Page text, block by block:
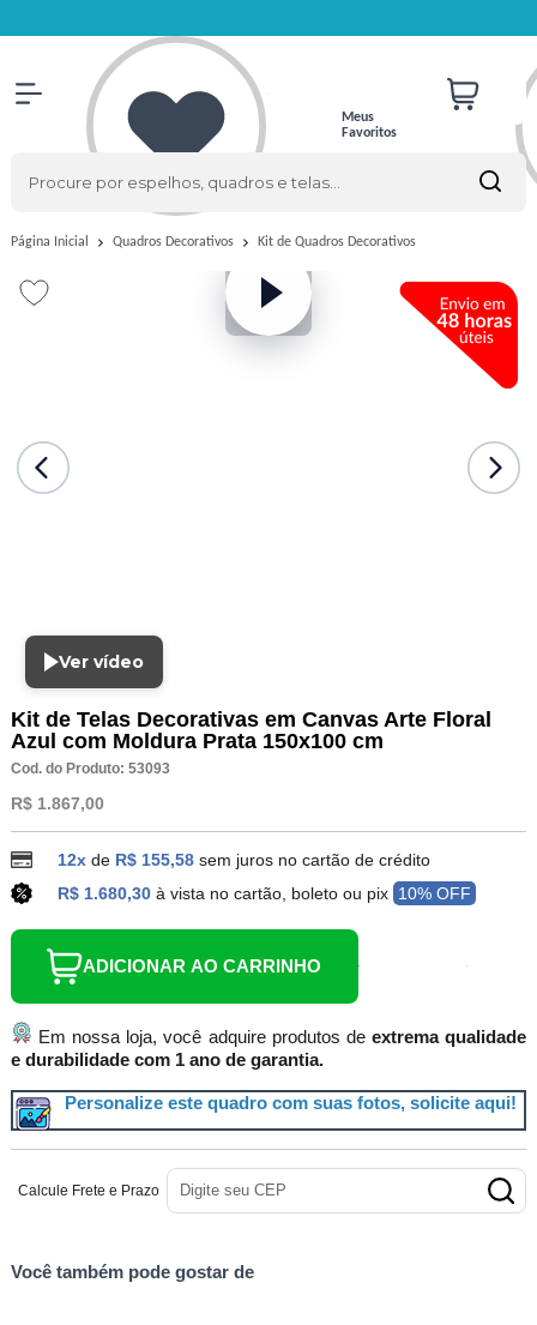
Meus
Favoritos
Página Inicial Quadros Decorativos Kit de Quadros Decorativos
Ver vídeo
Kit de Telas Decorativas em Canvas Arte Floral
Azul com Moldura Prata 150x100 cm
Cod. do Produto: 53093
R$ 1.867,00
12xde R$ 155,58 sem juros no cartão de crédito
R$ 1.680,30 à vista no cartão, boleto ou pix 10% OFF
ADICIONAR AO CARRINHO
Em nossa loja, você adquire produtos de extrema qualidade
e durabilidade com 1 ano de garantia.
Personalize este quadro com suas fotos, solicite aqui!
Calcule Frete e Prazo
Você também pode gostar de